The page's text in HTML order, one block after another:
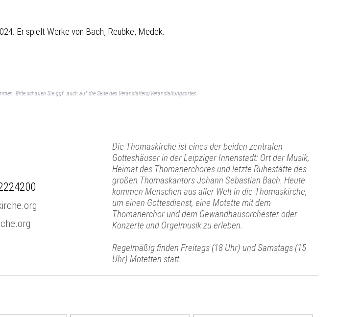
Er spielt Werke von Bach, Reubke, Medek.
Bitte schauen Sie ggf. auch auf die Seite des Veranstalters/Veranstaltungsortes.
Die Thomaskirche ist eines der beiden zentralen
Gotteshäuser in der Leipziger Innenstadt: Ort der Musik,
Heimat des Thomanerchores und letzte Ruhestätte des
großen Thomaskantors Johann Sebastian Bach. Heute
kommen Menschen aus aller Welt in die Thomaskirche,
um einen Gottesdienst, eine Motette mit dem
Thomanerchor und dem Gewandhausorchester oder
Konzerte und Orgelmusik zu erleben.
Regelmäßig finden Freitags (18 Uhr) und Samstags (15
Uhr) Motetten statt.